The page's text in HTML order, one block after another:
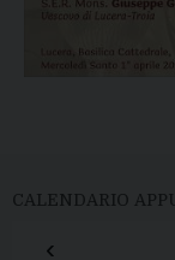
CALENDARIO
‹